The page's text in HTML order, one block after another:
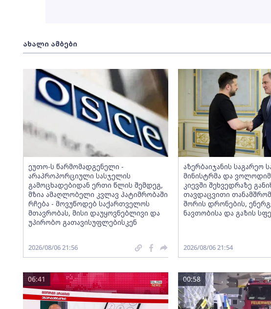
ახალი ამბები
ეუთო-ს წარმომადგენელი -
არაპროპორციული სასჯელის
გამოცხადებიდან ერთი წლის შემდეგ,
მზია ამაღლობელი კვლავ პატიმრობაში
რჩება - მოვუწოდებ საქართველოს
მთავრობას, მისი დაუყოვნებლივი და
უპირობო გათავისუფლებისკენ
2026/08/06 21:56
აზერბაიჯანის საგარეო
მინისტრმა და
კიევში შეხვედრაზე
თავდაცვითი
შორის დრონების,
ნავთობისა და გაზის
2026/08/06 21:54
06:41 00:58